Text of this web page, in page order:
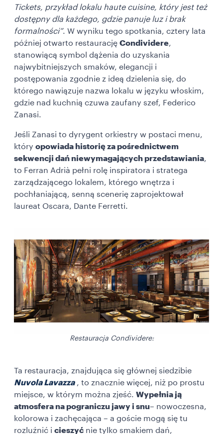
Tickets, przykład lokalu haute cuisine, który jest też
dostępny dla każdego, gdzie panuje luz i brak
formalności”. W wyniku tego spotkania, cztery lata
później otwarto restaurację Condividere,
stanowiącą symbol dążenia do uzyskania
najwybitniejszych smaków, elegancji i
postępowania zgodnie z ideą dzielenia się, do
którego nawiązuje nazwa lokalu w języku włoskim,
gdzie nad kuchnią czuwa zaufany szef, Federico
Zanasi.
Jeśli Zanasi to dyrygent orkiestry w postaci menu,
który opowiada historię za pośrednictwem
sekwencji dań niewymagających przedstawiania,
to Ferran Adrià pełni rolę inspiratora i stratega
zarządzającego lokalem, którego wnętrza i
pochłaniającą, senną scenerię zaprojektował
laureat Oscara, Dante Ferretti.
Restauracja Condividere:
Ta restauracja, znajdująca się głównej siedzibie
Nuvola Lavazza, to znacznie więcej, niż po prostu
miejsce, w którym można zjeść. Wypełnia ją
atmosfera na pograniczu jawy i snu– nowoczesna,
kolorowa i zachęcająca – a goście mogą się tu
rozluźnić i cieszyć nie tylko smakiem dań,